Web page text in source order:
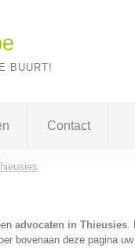
BUURT!
Contact
advocaten in Thieusies.
bovenaan deze pagina